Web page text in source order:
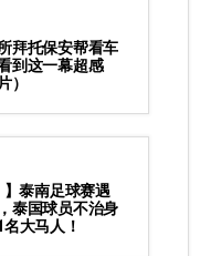
拜托保安帮看车
到这一幕超感
）
】泰南足球赛遇
泰国球员不治身
大马人！